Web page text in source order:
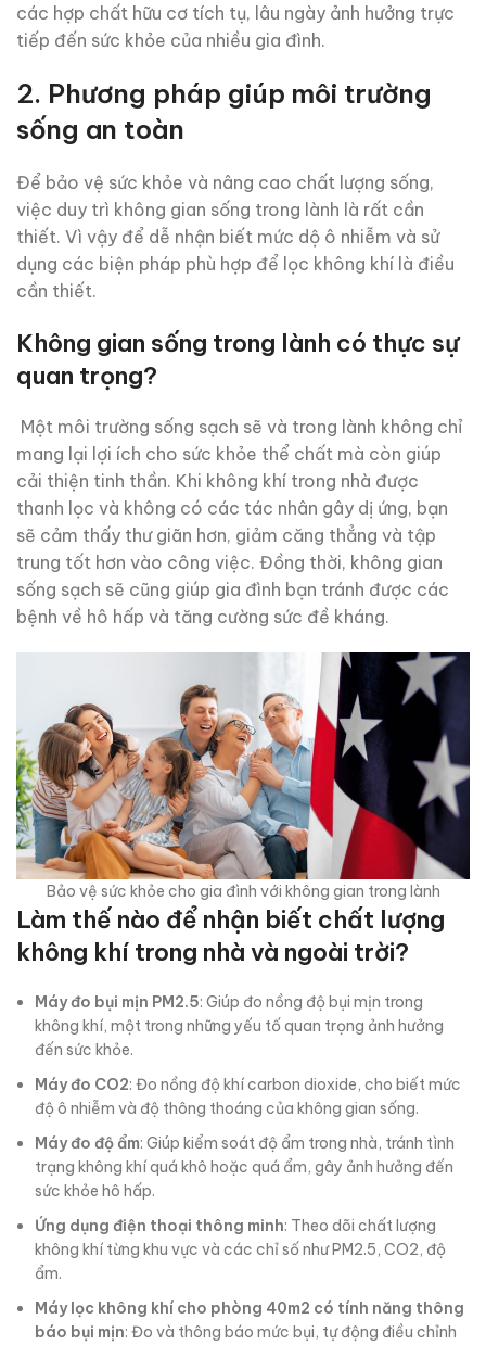
các hợp chất hữu cơ tích tụ, lâu ngày ảnh hưởng trực
tiếp đến sức khỏe của nhiều gia đình.
2. Phương pháp giúp môi trường
sống an toàn
Để bảo vệ sức khỏe và nâng cao chất lượng sống,
việc duy trì không gian sống trong lành là rất cần
thiết. Vì vậy để dễ nhận biết mức dộ ô nhiễm và sử
dụng các biện pháp phù hợp để lọc không khí là điều
cần thiết.
Không gian sống trong lành có thực sự
quan trọng?
Một môi trường sống sạch sẽ và trong lành không chỉ
mang lại lợi ích cho sức khỏe thể chất mà còn giúp
cải thiện tinh thần. Khi không khí trong nhà được
thanh lọc và không có các tác nhân gây dị ứng, bạn
sẽ cảm thấy thư giãn hơn, giảm căng thẳng và tập
trung tốt hơn vào công việc. Đồng thời, không gian
sống sạch sẽ cũng giúp gia đình bạn tránh được các
bệnh về hô hấp và tăng cường sức đề kháng.
Bảo vệ sức khỏe cho gia đình với không gian trong lành
Làm thế nào để nhận biết chất lượng
không khí trong nhà và ngoài trời?
Máy đo bụi mịn PM2.5: Giúp đo nồng độ bụi mịn trong
không khí, một trong những yếu tố quan trọng ảnh hưởng
đến sức khỏe.
Máy đo CO2: Đo nồng độ khí carbon dioxide, cho biết mức
độ ô nhiễm và độ thông thoáng của không gian sống.
Máy đo độ ẩm: Giúp kiểm soát độ ẩm trong nhà, tránh tình
trạng không khí quá khô hoặc quá ẩm, gây ảnh hưởng đến
sức khỏe hô hấp.
Ứng dụng điện thoại thông minh: Theo dõi chất lượng
không khí từng khu vực và các chỉ số như PM2.5, CO2, độ
ẩm.
Máy lọc không khí cho phòng 40m2 có tính năng thông
báo bụi mịn: Đo và thông báo mức bụi, tự động điều chỉnh